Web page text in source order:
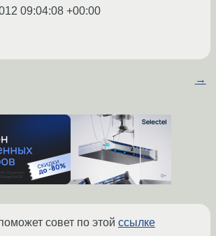
09:04:08 +00:00
→
совет по этой ссылке